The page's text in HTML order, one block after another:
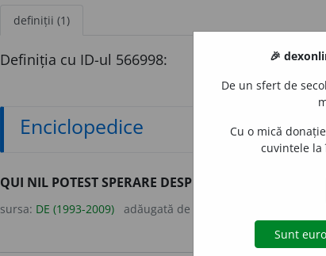
definiții (1)
Definiția cu ID-ul 566998:
Enciclopedice
QUI NIL POTEST SPERARE DESPERET NIHIL cine
sursa: DE (1993-2009) adăugată de
🎉
De un sfert de
Cu o mică
cuvintele